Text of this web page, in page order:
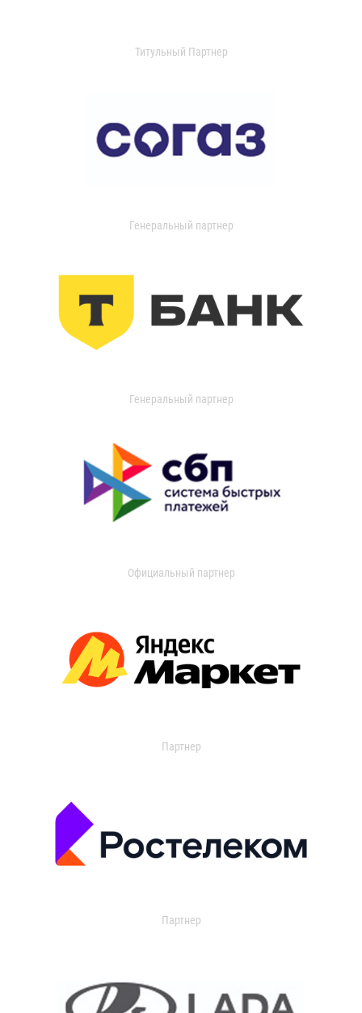
Титульный Партнер
Генеральный партнер
Генеральный партнер
Официальный партнер
Партнер
Партнер